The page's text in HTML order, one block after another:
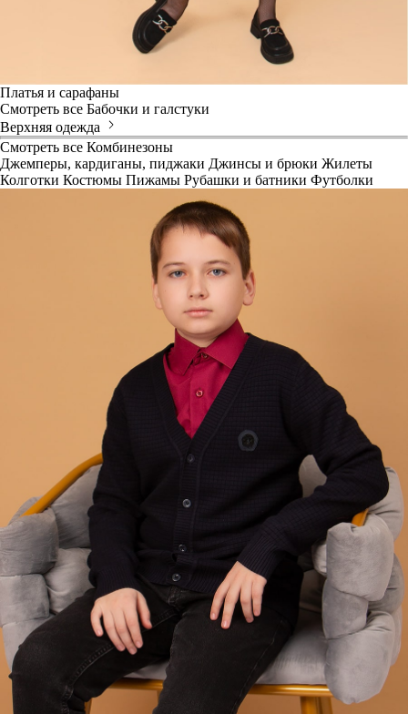
Платья и сарафаны
Смотреть все Бабочки и галстуки
Верхняя одежда
Смотреть все Комбинезоны
Джемперы, кардиганы, пиджаки Джинсы и брюки Жилеты
Колготки Костюмы Пижамы Рубашки и батники Футболки